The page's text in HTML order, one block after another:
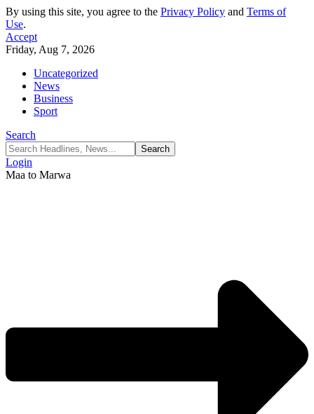
By using this site, you agree to the Privacy Policy and Terms of
Use.
Accept
Friday, Aug 7, 2026
Uncategorized
News
Business
Sport
Search
Login
Maa to Marwa